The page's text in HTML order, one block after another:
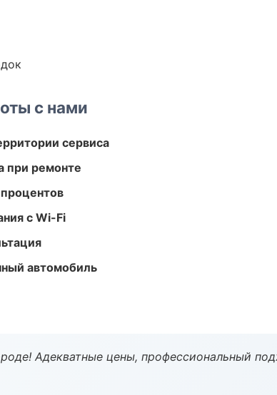
с нами
сервиса
при ремонте
с Wi-Fi
автомобиль
Адекватные цены, профессиональный